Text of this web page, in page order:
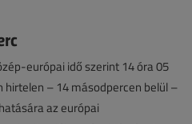
európai idő szerint 14 óra 05
hirtelen – 14 másodpercen belül –
az európai